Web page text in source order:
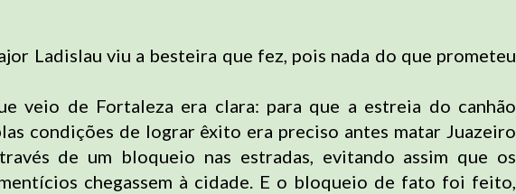
Ladislau viu a besteira que fez, pois nada do que prometeu
veio de Fortaleza era clara: para que a estreia do canhão
condições de lograr êxito era preciso antes matar Juazeiro
de um bloqueio nas estradas, evitando assim que os
chegassem à cidade. E o bloqueio de fato foi feito,